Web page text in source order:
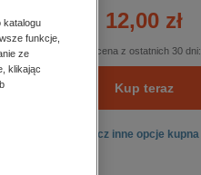
12,00 zł
Najniższa cena z ostatnich 30 dni:
Kup teraz
Zobacz inne opcje kupna
katalogu
funkcje,
ze
klikając